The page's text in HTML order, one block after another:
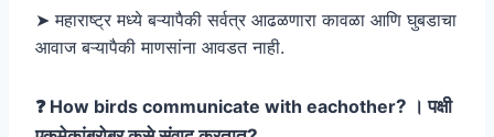
➤ महाराष्ट्र मध्ये बऱ्यापैकी सर्वत्र आढळणारा कावळा आणि घुबडाचा
आवाज बऱ्यापैकी माणसांना आवडत नाही.
❓ How birds communicate with eachother? । पक्षी